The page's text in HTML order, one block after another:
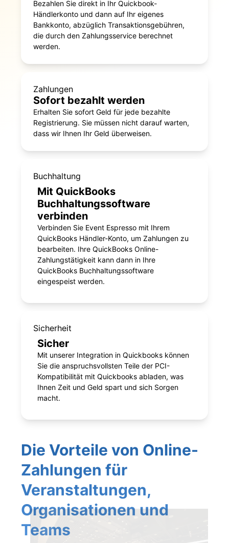
Bezahlen Sie direkt in Ihr Quickbook-
Händlerkonto und dann auf Ihr eigenes
Bankkonto, abzüglich Transaktionsgebühren,
die durch den Zahlungsservice berechnet
werden.
Zahlungen
Sofort bezahlt werden
Erhalten Sie sofort Geld für jede bezahlte
Registrierung. Sie müssen nicht darauf warten,
dass wir Ihnen Ihr Geld überweisen.
Buchhaltung
Mit QuickBooks
Buchhaltungssoftware
verbinden
Verbinden Sie Event Espresso mit Ihrem
QuickBooks Händler-Konto, um Zahlungen zu
bearbeiten. Ihre QuickBooks Online-
Zahlungstätigkeit kann dann in Ihre
QuickBooks Buchhaltungssoftware
eingespeist werden.
Sicherheit
Sicher
Mit unserer Integration in Quickbooks können
Sie die anspruchsvollsten Teile der PCI-
Kompatibilität mit Quickbooks abladen, was
Ihnen Zeit und Geld spart und sich Sorgen
macht.
Die Vorteile von Online-
Zahlungen für
Veranstaltungen,
Organisationen und
Teams